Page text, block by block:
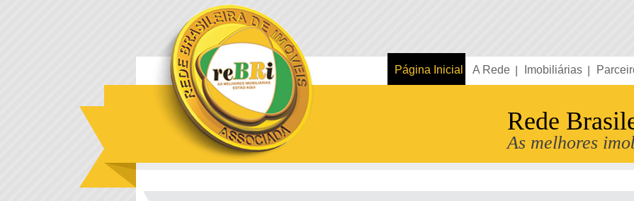
Página Inicial A Rede Imobiliárias
Rede
As melhores